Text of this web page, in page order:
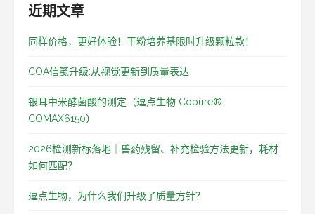
近期文章
同样价格，更好体验！干粉培养基限时升级颗粒款！
COA信笺升级:从视觉更新到质量表达
银耳中米酵菌酸的测定（逗点生物 Copure®
COMAX6150）
2026检测新标落地｜兽药残留、补充检验方法更新，耗材
如何匹配？
逗点生物，为什么我们升级了质量方针？